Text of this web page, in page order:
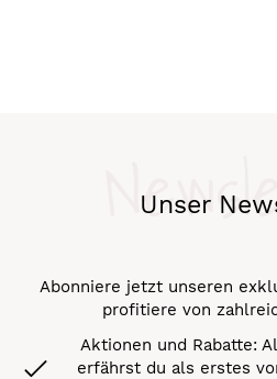
Unser
Abonniere jetzt unseren
profitiere von
Aktionen und Rabatte:
erfährst du als erstes